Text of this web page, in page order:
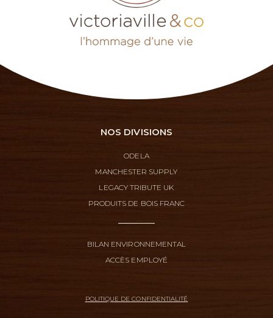
NOS DIVISIONS
ODELA
MANCHESTER SUPPLY
LEGACY TRIBUTE UK
PRODUITS DE BOIS FRANC
BILAN ENVIRONNEMENTAL
ACCÈS EMPLOYÉ
POLITIQUE DE CONFIDENTIALITÉ